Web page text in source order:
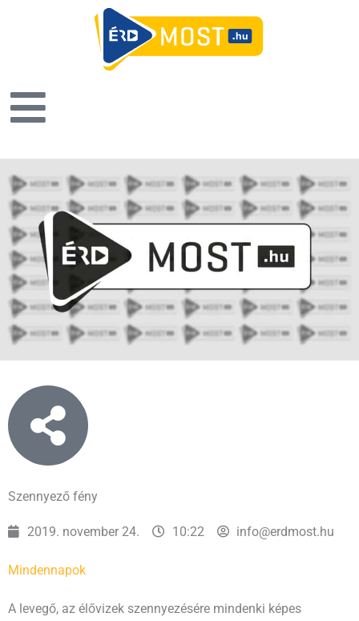
Szennyező fény
2019. november 24. 10:22 info@erdmost.hu
Mindennapok
A levegő, az élővizek szennyezésére mindenki képes